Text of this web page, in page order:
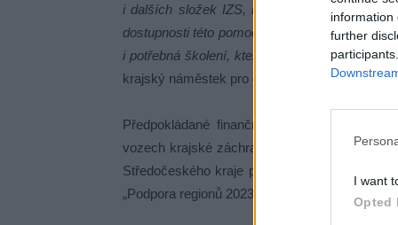
information
further
I want
Opted
i dalších složek IZS, kteří fungují v kraji jako
dostupnosti této pomoci napříč krajem. Na
i potřebná školení, která probíhají pod
krajský náměstek pro oblast zdravotnictví
Předpokládané finanční náklady na
vozech krajské záchranky, jsou stanoveny
Středočeského kraje pokusí získat část
„Podpora regionů 2023“.